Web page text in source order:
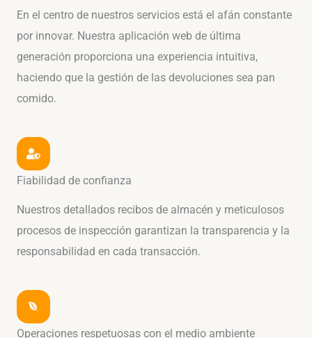
En el centro de nuestros servicios está el afán constante
por innovar. Nuestra aplicación web de última
generación proporciona una experiencia intuitiva,
haciendo que la gestión de las devoluciones sea pan
comido.
Fiabilidad de confianza
Nuestros detallados recibos de almacén y meticulosos
procesos de inspección garantizan la transparencia y la
responsabilidad en cada transacción.
Operaciones respetuosas con el medio ambiente